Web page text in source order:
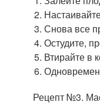
Снова все
Остудите,
Втирайте в
Рецепт №3.